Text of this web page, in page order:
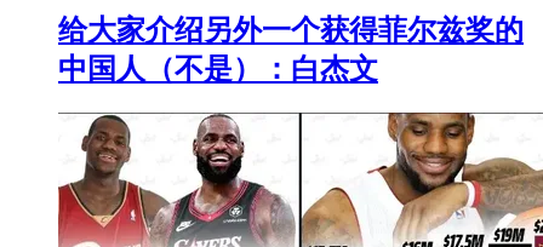
给大家介绍另外一个获得菲尔兹奖的
中国人（不是）：白杰文